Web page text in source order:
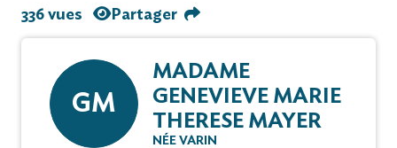
336 vues Partager
GM
MADAME
GENEVIEVE MARIE
THERESE MAYER
NÉE VARIN